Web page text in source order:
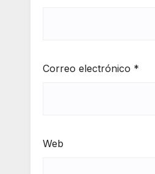
Correo electrónico *
Web